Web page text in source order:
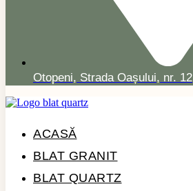
Otopeni, Strada Oașului, nr. 12
ACASĂ
BLAT GRANIT
BLAT QUARTZ